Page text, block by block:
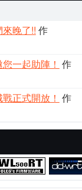
晚了!! 作
一起助陣！ 作
正式開放！ 作